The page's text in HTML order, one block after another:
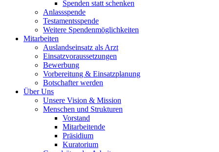
Spenden statt schenken
Anlassspende
Testamentsspende
Weitere Spenden­möglichkeiten
Mitarbeiten
Auslandseinsatz als Arzt
Einsatzvoraussetzungen
Bewerbung
Vorbereitung & Einsatzplanung
Botschafter werden
Über Uns
Unsere Vision & Mission
Menschen und Strukturen
Vorstand
Mitarbeitende
Präsidium
Kuratorium